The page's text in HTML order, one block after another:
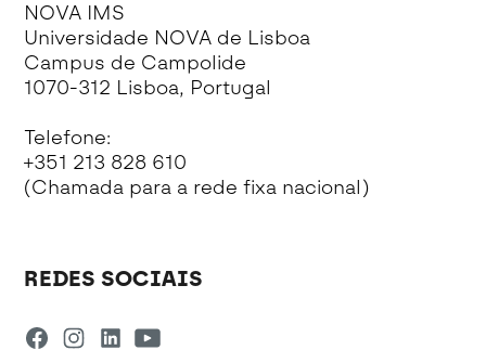
NOVA IMS
Universidade NOVA de Lisboa
Campus de Campolide
1070-312 Lisboa, Portugal
Telefone:
+351 213 828 610
(Chamada para a rede fixa nacional)
REDES SOCIAIS